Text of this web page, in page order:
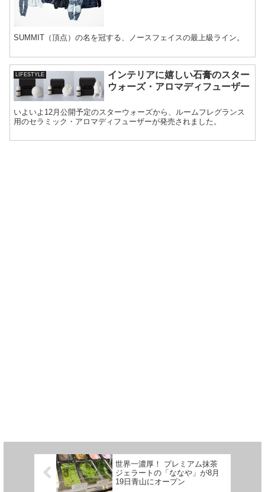
SUMMIT（頂点）の名を冠する、ノースフェイスの最上級ライン。
LIFESTYLE
インテリアに嬉しい石膏のスター
ウォーズ・アロマディフューザー
いよいよ12月公開予定のスターウォーズから、ルームフレグランス
用のセラミック・アロマディフューザーが発売されました。
世界一濃厚！ プレミアム抹茶
ジェラートの「ななや」が8月
19日青山にオープン